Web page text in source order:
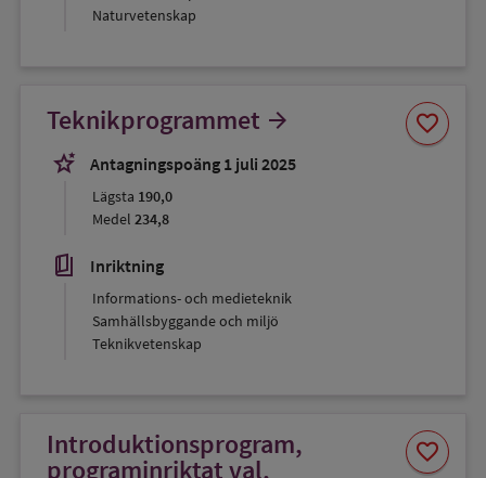
Naturvetenskap
Teknikprogrammet arrow_forward
stars_2
Antagningspoäng 1 juli 2025
Lägsta 190,0
Medel 234,8
book_5 Inriktning
Informations- och medieteknik
Samhällsbyggande och miljö
Teknikvetenskap
favorite
Spara
som
Introduktionsprogram,
programinriktat val,
favorite
Spara
som